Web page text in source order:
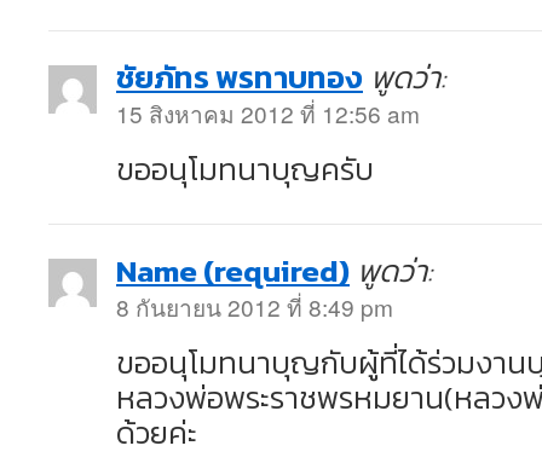
ชัยภัทร พรทาบทอง พูดว่า:
15 สิงหาคม 2012 ที่ 12:56 am
ขออนุโมทนาบุญครับ
Name (required) พูดว่า:
8 กันยายน 2012 ที่ 8:49 pm
ขออนุโมทนาบุญกับผู้ที่ได้ร่วมงา
หลวงพ่อพระราชพรหมยาน(หลว
ด้วยค่ะ